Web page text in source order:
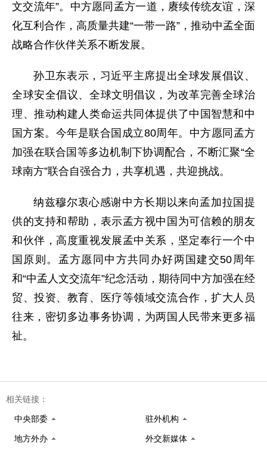
文交流年”。中方愿同孟方一道，赓续传统友谊，深
化互利合作，高质量共建“一带一路”，推动中孟全面
战略合作伙伴关系不断发展。
孙卫东表示，习近平主席提出全球发展倡议、
全球安全倡议、全球文明倡议，为改革完善全球治
理、推动构建人类命运共同体提供了中国智慧和中
国方案。今年是联合国成立80周年。中方愿同孟方
加强在联合国等多边机制下协调配合，不断汇聚“全
球南方”联合自强合力，共享机遇，共迎挑战。
纳兹穆尔衷心感谢中方长期以来向孟加拉国提
供的支持和帮助，表示孟方视中国为可信赖的朋友
和伙伴，高度重视发展孟中关系，坚定奉行一个中
国原则。孟方愿同中方共同办好两国建交50周年
和“中孟人文交流年”纪念活动，期待同中方加强在经
贸、投资、教育、医疗等领域交流合作，扩大人员
往来，密切多边事务协调，为两国人民带来更多福
祉。
相关链接：
中央部委 驻外机构
地方外办 外交新媒体